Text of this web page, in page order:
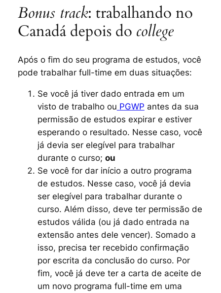
Bonus track: trabalhando no
Canadá depois do college
Após o fim do seu programa de estudos, você
pode trabalhar full-time em duas situações:
Se você já tiver dado entrada em um
visto de trabalho ou PGWP antes da sua
permissão de estudos expirar e estiver
esperando o resultado. Nesse caso, você
já devia ser elegível para trabalhar
durante o curso; ou
Se você for dar início a outro programa
de estudos. Nesse caso, você já devia
ser elegível para trabalhar durante o
curso. Além disso, deve ter permissão de
estudos válida (ou já dado entrada na
extensão antes dele vencer). Somado a
isso, precisa ter recebido confirmação
por escrita da conclusão do curso. Por
fim, você já deve ter a carta de aceite de
um novo programa full-time em uma